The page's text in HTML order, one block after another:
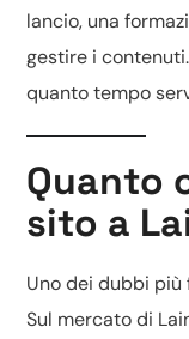
lancio, una
gestire i
quanto tempo
Quanto
sito a
Uno dei dubbi più
Sul mercato di